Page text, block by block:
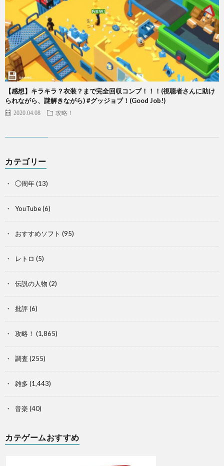
【感想】キラキラ？衣装？まで完全回収コンプ！！！(視聴者さんに助け
られながら、謎解きながら) #グッジョブ！(Good Job!)
2020.04.08 攻略！
カテゴリー
◯周年(13)
YouTube(6)
おすすめソフト (95)
レトロ (5)
伝説の人物 (2)
批評(6)
攻略！ (1,865)
調査 (255)
雑多 (1,443)
音楽 (40)
カテゲームおすすめ